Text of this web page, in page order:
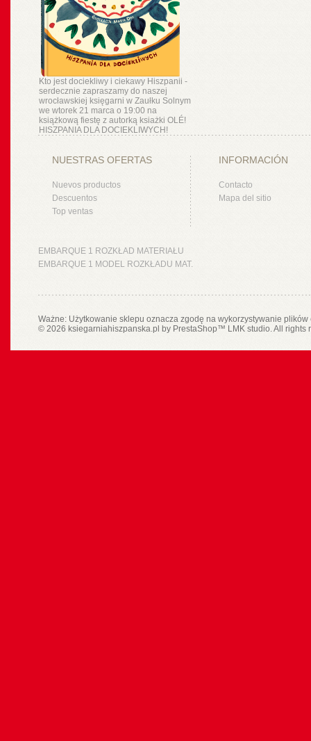
Kto jest dociekliwy i ciekawy Hiszpanii -
serdecznie zapraszamy do naszej
wrocławskiej księgarni w Zaułku Solnym
we wtorek 21 marca o 19:00 na
książkową fiestę z autorką ksiażki OLÉ!
HISZPANIA DLA DOCIEKLIWYCH!
NUESTRAS OFERTAS
Nuevos productos
Descuentos
Top ventas
INFORMACIÓN
Contacto
Mapa del sitio
EMBARQUE 1 ROZKŁAD MATERIAŁU
EMBARQUE 1 MODEL ROZKŁADU MAT.
Ważne: Użytkowanie sklepu oznacza zgodę na wykorzystywanie
© 2026 ksiegarniahiszpanska.pl by PrestaShop™ LMK studio. All rights